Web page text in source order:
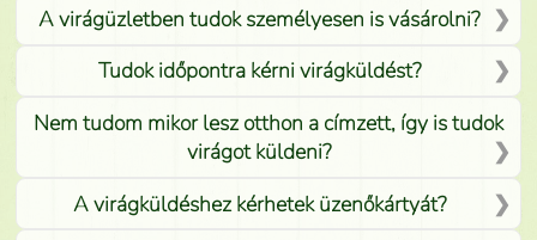
A virágüzletben tudok személyesen is vásárolni?
Tudok időpontra kérni virágküldést?
Nem tudom mikor lesz otthon a címzett, így is tudok
virágot küldeni?
A virágküldéshez kérhetek üzenőkártyát?